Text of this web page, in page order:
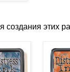
создания этих